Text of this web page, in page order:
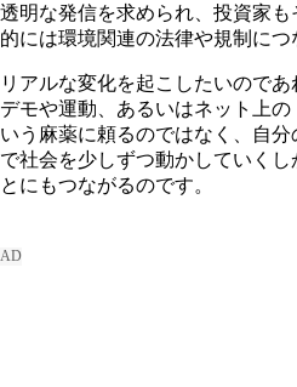
透明な発信を求められ、投資家
的には環境関連の法律や規制につ
リアルな変化を起こしたいので
デモや運動、あるいはネット上
いう麻薬に頼るのではなく、自
で社会を少しずつ動かしていく
とにもつながるのです。